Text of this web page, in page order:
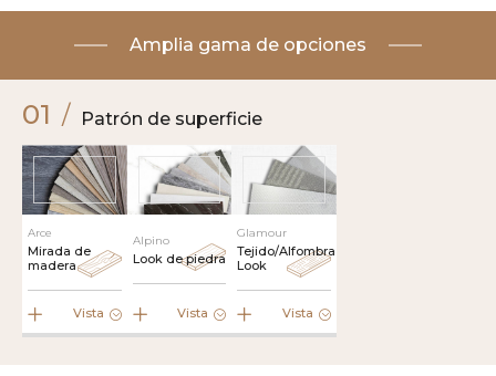
Amplia gama de opciones
01 / Patrón de superficie
Arce
Mirada de
madera
Vista
Alpino
Look de piedra
Vista
Glamour
Tejido/Alfombra
Look
Vista